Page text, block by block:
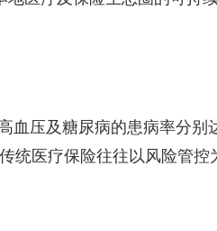
压及糖尿病的患病率分别
统医疗保险往往以风险管控